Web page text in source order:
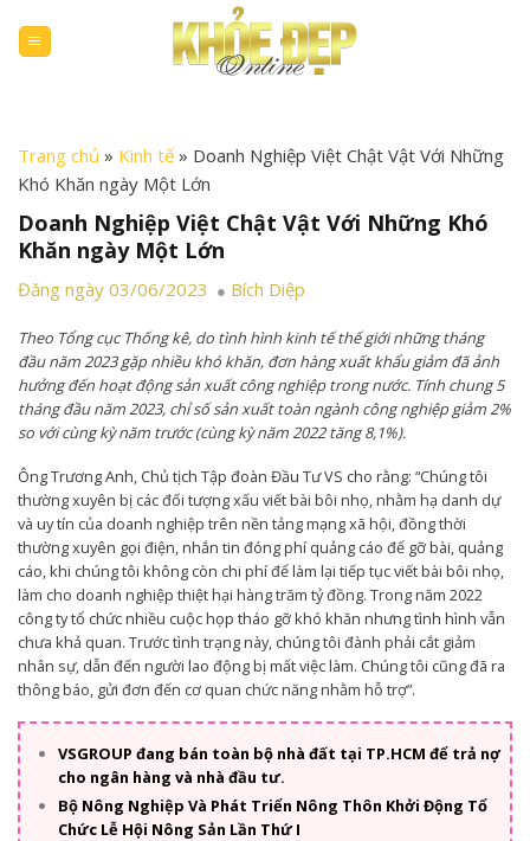
content
Trang chủ » Kinh tế » Doanh Nghiệp Việt Chật Vật Với Những
Khó Khăn ngày Một Lớn
Doanh Nghiệp Việt Chật Vật Với Những Khó
Khăn ngày Một Lớn
Đăng ngày 03/06/2023 Bích Diệp
Theo Tổng cục Thống kê, do tình hình kinh tế thế giới những tháng
đầu năm 2023 gặp nhiều khó khăn, đơn hàng xuất khẩu giảm đã ảnh
hưởng đến hoạt động sản xuất công nghiệp trong nước. Tính chung 5
tháng đầu năm 2023, chỉ số sản xuất toàn ngành công nghiệp giảm 2%
so với cùng kỳ năm trước (cùng kỳ năm 2022 tăng 8,1%).
Ông Trương Anh, Chủ tịch Tập đoàn Đầu Tư VS cho rằng: “Chúng tôi
thường xuyên bị các đối tượng xấu viết bài bôi nhọ, nhằm hạ danh dự
và uy tín của doanh nghiệp trên nền tảng mạng xã hội, đồng thời
thường xuyên gọi điện, nhắn tin đóng phí quảng cáo để gỡ bài, quảng
cáo, khi chúng tôi không còn chi phí để làm lại tiếp tục viết bài bôi nhọ,
làm cho doanh nghiệp thiệt hại hàng trăm tỷ đồng. Trong năm 2022
công ty tổ chức nhiều cuộc họp tháo gỡ khó khăn nhưng tình hình vẫn
chưa khả quan. Trước tình trạng này, chúng tôi đành phải cắt giảm
nhân sự, dẫn đến người lao động bị mất việc làm. Chúng tôi cũng đã ra
thông báo, gửi đơn đến cơ quan chức năng nhằm hỗ trợ”.
VSGROUP đang bán toàn bộ nhà đất tại TP.HCM để trả nợ
cho ngân hàng và nhà đầu tư.
Bộ Nông Nghiệp Và Phát Triển Nông Thôn Khởi Động Tổ
Chức Lễ Hội Nông Sản Lần Thứ I